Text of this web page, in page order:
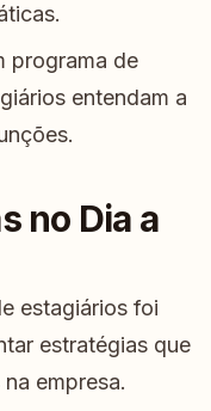
programa de
entendam a
no Dia a
estagiários foi
estratégias que
empresa.